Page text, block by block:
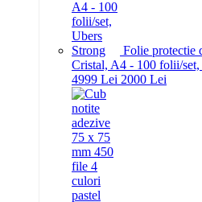
Folie protectie
Cristal, A4 - 100 folii/
4999 Lei 2000 Lei